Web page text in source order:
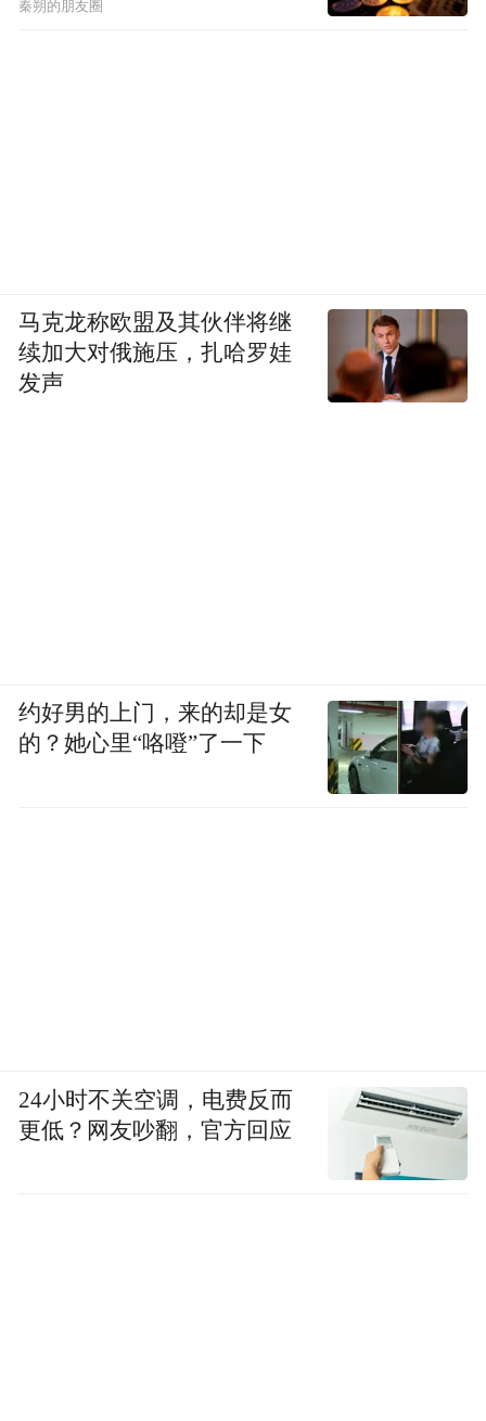
秦朔的朋友圈
马克龙称欧盟及其伙伴将继
续加大对俄施压，扎哈罗娃
发声
约好男的上门，来的却是女
的？她心里“咯噔”了一下
24小时不关空调，电费反而
更低？网友吵翻，官方回应